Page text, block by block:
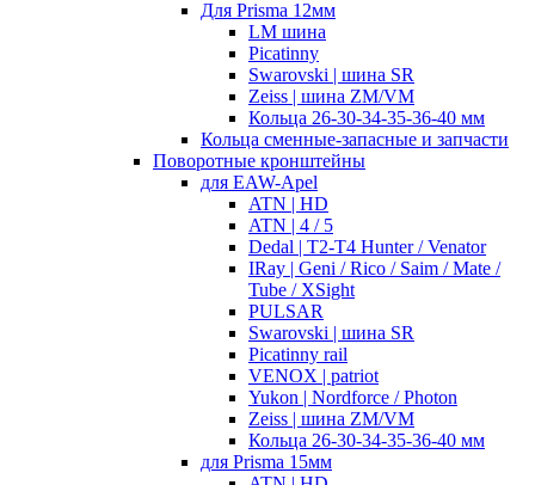
Для Prisma 12мм
LM шина
Picatinny
Swarovski | шина SR
Zeiss | шина ZM/VM
Кольца 26-30-34-35-36-40 мм
Кольца сменные-запасные и запчасти
Поворотные кронштейны
для EAW-Apel
ATN | HD
ATN | 4 / 5
Dedal | T2-T4 Hunter / Venator
IRay | Geni / Rico / Saim / Mate /
Tube / XSight
PULSAR
Swarovski | шина SR
Picatinny rail
VENOX | patriot
Yukon | Nordforce / Photon
Zeiss | шина ZM/VM
Кольца 26-30-34-35-36-40 мм
для Prisma 15мм